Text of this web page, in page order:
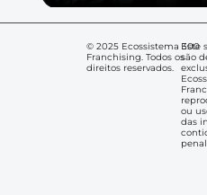
© 2025 Ecossistema 300
Franchising. Todos os
direitos reservados.
Este
são
ou
das